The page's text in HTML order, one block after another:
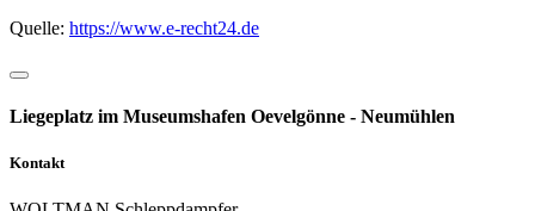
Quelle: https://www.e-recht24.de
Liegeplatz im Museumshafen Oevelgönne - Neumühlen
Kontakt